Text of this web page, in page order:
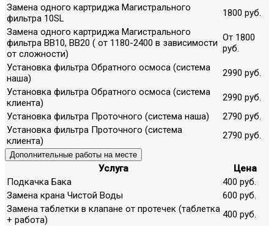
Замена одного картриджа Магистрального
фильтра 10SL
1800 руб.
Замена одного картриджа Магистрального
фильтра ВВ10, ВВ20 ( от 1180-2400 в зависимости
от сложности)
От 1800
руб.
Установка фильтра Обратного осмоса (система
наша)
2990 руб.
Установка фильтра Обратного осмоса (система
клиента)
2990 руб.
Установка фильтра Проточного (система наша)
2790 руб.
Установка фильтра Проточного (система
клиента)
2790 руб.
Дополнительные работы на месте
Услуга
Цена
Подкачка Бака
400 руб.
Замена крана Чистой Воды
600 руб.
Замена таблетки в клапане от протечек (таблетка
+ работа)
400 руб.